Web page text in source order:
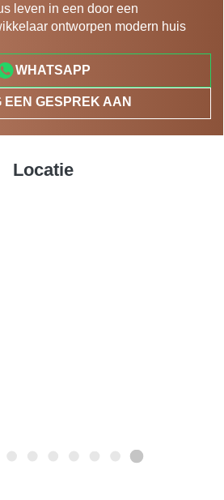
leven in een door een
ontworpen modern huis
WHATSAPP
EEN GESPREK AAN
Locatie